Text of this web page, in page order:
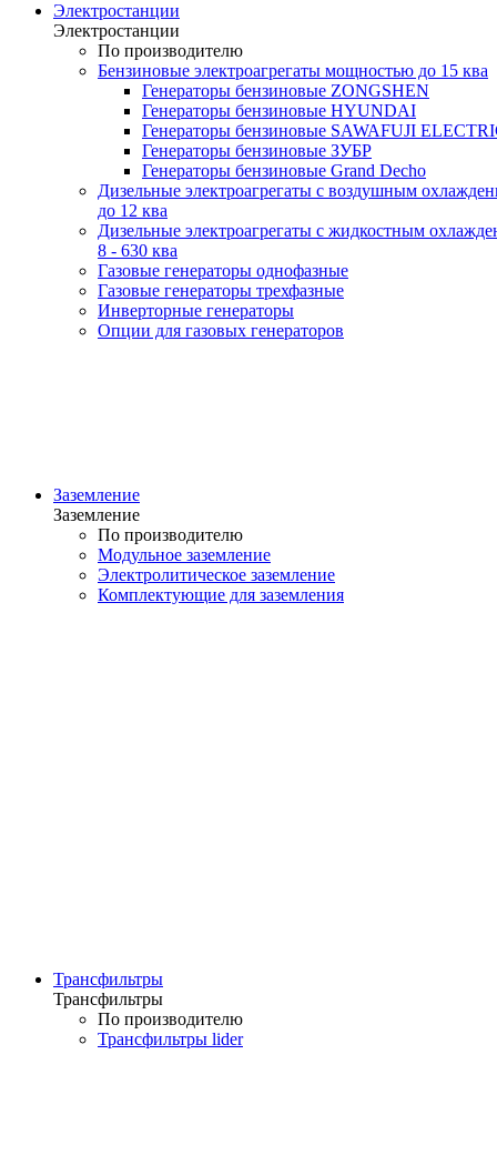
Электростанции
Электростанции
По производителю
Бензиновые электроагрегаты мощностью до 15 ква
Генераторы бензиновые ZONGSHEN
Генераторы бензиновые HYUNDAI
Генераторы бензиновые SAWAFUJI
Генераторы бензиновые ЗУБР
Генераторы бензиновые Grand Decho
Дизельные электроагрегаты с воздушным
до 12 ква
Дизельные электроагрегаты с жидкостным
8 - 630 ква
Газовые генераторы однофазные
Газовые генераторы трехфазные
Инверторные генераторы
Опции для газовых генераторов
Заземление
Заземление
По производителю
Модульное заземление
Электролитическое заземление
Комплектующие для заземления
Трансфильтры
Трансфильтры
По производителю
Трансфильтры lider